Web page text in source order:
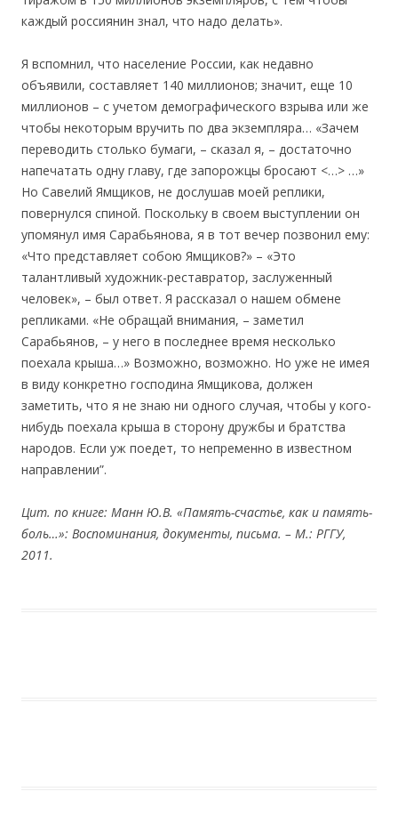
каждый россиянин знал, что надо делать».
Я вспомнил, что население России, как недавно
объявили, составляет 140 миллионов; значит, еще 10
миллионов – с учетом демографического взрыва или же
чтобы некоторым вручить по два экземпляра… «Зачем
переводить столько бумаги, – сказал я, – достаточно
напечатать одну главу, где запорожцы бросают <…> …»
Но Савелий Ямщиков, не дослушав моей реплики,
повернулся спиной. Поскольку в своем выступлении он
упомянул имя Сарабьянова, я в тот вечер позвонил ему:
«Что представляет собою Ямщиков?» – «Это
талантливый художник-реставратор, заслуженный
человек», – был ответ. Я рассказал о нашем обмене
репликами. «Не обращай внимания, – заметил
Сарабьянов, – у него в последнее время несколько
поехала крыша…» Возможно, возможно. Но уже не имея
в виду конкретно господина Ямщикова, должен
заметить, что я не знаю ни одного случая, чтобы у кого-
нибудь поехала крыша в сторону дружбы и братства
народов. Если уж поедет, то непременно в известном
направлении”.
Цит. по книге: Манн Ю.В. «Память-счастье, как и память-
боль…»: Воспоминания, документы, письма. – М.: РГГУ,
2011.